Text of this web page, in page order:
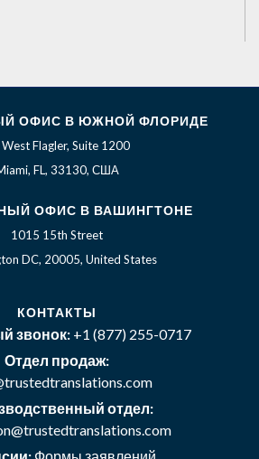
ОФИС В ЮЖНОЙ ФЛОРИДЕ
Flagler, Suite 1200
FL, 33130, США
ОФИС В ВАШИНГТОНЕ
1015 15th Street
DC, 20005, United States
КОНТАКТЫ
звонок: +1 (877) 255-0717
Отдел продаж:
отдел: